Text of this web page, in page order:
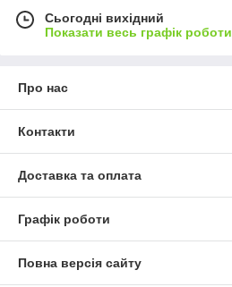
Сьогодні вихідний
Показати весь графік роботи
Про нас
Контакти
Доставка та оплата
Графік роботи
Повна версія сайту